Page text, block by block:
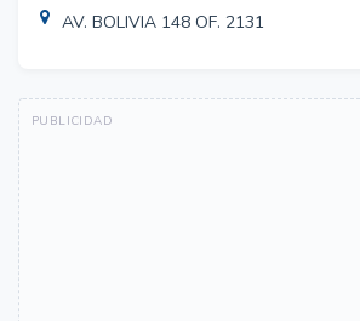
AV. BOLIVIA 148 OF. 2131